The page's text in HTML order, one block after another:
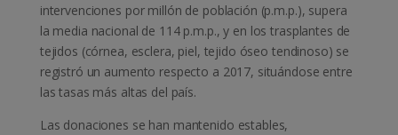
intervenciones por millón de población (p.m.p.), supera
la media nacional de 114 p.m.p., y en los trasplantes de
tejidos (córnea, esclera, piel, tejido óseo tendinoso) se
registró un aumento respecto a 2017, situándose entre
las tasas más altas del país.
Las donaciones se han mantenido estables,